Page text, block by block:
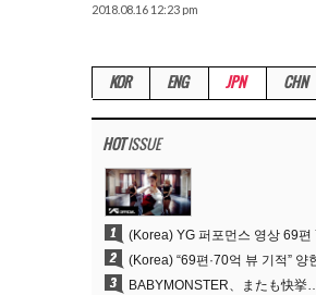
2018.08.16 12:23 pm
KOR ENG JPN CHN
HOTISSUE
1
2
3